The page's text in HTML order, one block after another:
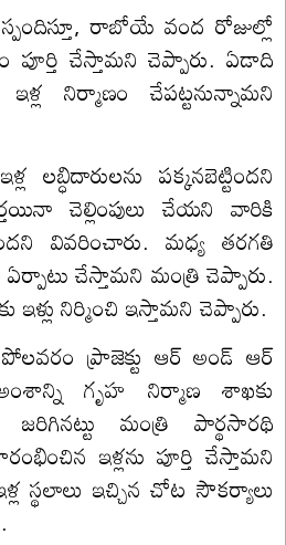
రాబోయే వంద రోజుల్లో
పూర్తి చేస్తామని చెప్పారు. ఏడాది
నిర్మాణం చేపట్టనున్నామని
లబ్ధిదారులను పక్కనబెట్టిందని
చెల్లింపులు చేయని వారికి
వివరించారు. మధ్య తరగతి
ఏర్పాటు చేస్తామని మంత్రి చెప్పారు.
ఇళ్లు నిర్మించి ఇస్తామని చెప్పారు.
ప్రాజెక్టు ఆర్ అండ్ ఆర్
గృహ నిర్మాణ శాఖకు
మంత్రి పార్థసారథి
ఇళ్లను పూర్తి చేస్తామని
స్థలాలు ఇచ్చిన చోట సౌకర్యాలు